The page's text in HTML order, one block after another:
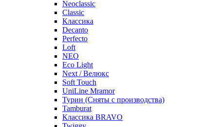
Neoclassic
Classic
Классика
Decanto
Perfecto
Loft
NEO
Eco Light
Next / Велюкс
Soft Touch
UniLine Mramor
Турин (Сняты с производства)
Tamburat
Классика BRAVO